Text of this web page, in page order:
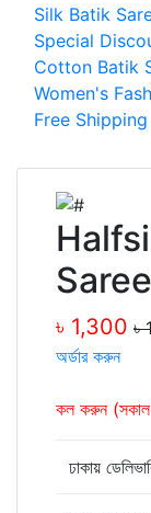
Silk Batik
Special
Cotton Batik
Women's
Free Shipping
৳ 1,300 ৳
অর্ডার করুন
কল করুন (সকাল
ঢাকায়